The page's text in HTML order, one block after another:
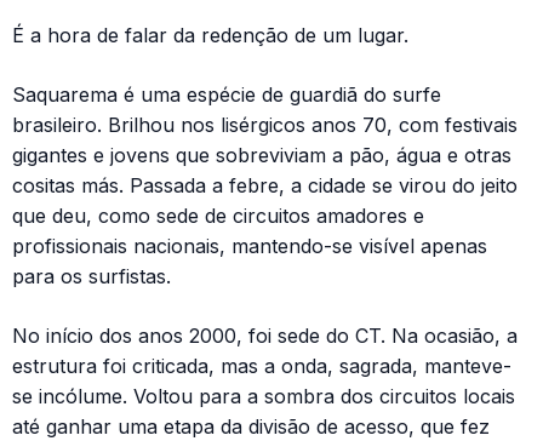
É a hora de falar da redenção de um lugar.
Saquarema é uma espécie de guardiã do surfe
brasileiro. Brilhou nos lisérgicos anos 70, com festivais
gigantes e jovens que sobreviviam a pão, água e otras
cositas más. Passada a febre, a cidade se virou do jeito
que deu, como sede de circuitos amadores e
profissionais nacionais, mantendo-se visível apenas
para os surfistas.
No início dos anos 2000, foi sede do CT. Na ocasião, a
estrutura foi criticada, mas a onda, sagrada, manteve-
se incólume. Voltou para a sombra dos circuitos locais
até ganhar uma etapa da divisão de acesso, que fez